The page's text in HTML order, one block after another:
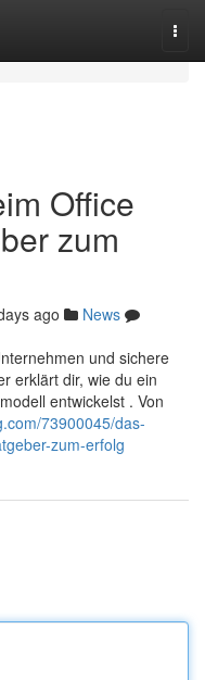
Office
zum
ago
News
und sichere
erklärt dir, wie du ein
entwickelst . Von
73900045/das-
zum-erfolg